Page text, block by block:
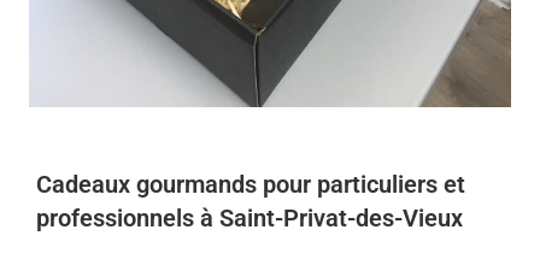
Cadeaux gourmands pour particuliers et
professionnels à Saint-Privat-des-Vieux